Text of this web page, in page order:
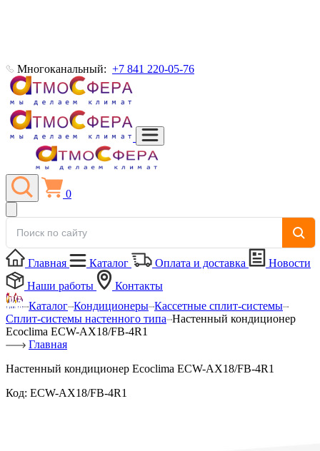
Многоканальный: +7 841 220-05-76
0
Главная Каталог Оплата и доставка
Новости
Наши работы
Контакты
Каталог Кондиционеры Кассетные сплит-системы
Сплит-системы настенного типа Настенный кондиционер
Ecoclima ECW-AX18/FB-4R1
Главная
Настенный кондиционер Ecoclima ECW-AX18/FB-4R1
Код: ECW-AX18/FB-4R1